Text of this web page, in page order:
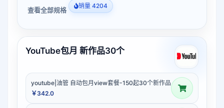
查看全部规格 销量 4204
YouTube包月 新作品30个
youtube|油管 自动包月view套餐-150起30个新作品
￥342.0